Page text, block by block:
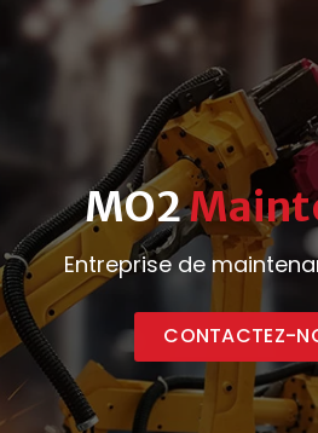
MO2
Entreprise de
CONTACTEZ-